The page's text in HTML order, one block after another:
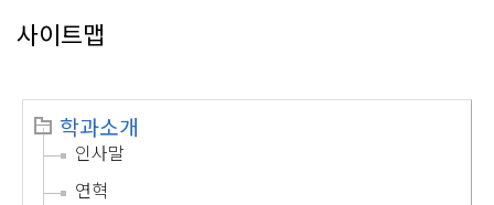
사이트맵
학과소개
인사말
연혁